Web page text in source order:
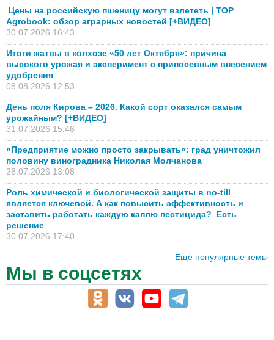
Цены на российскую пшеницу могут взлететь | TOP
Agrobook: обзор аграрных новостей [+ВИДЕО]
30.07.2026 16:43
Итоги жатвы в колхозе «50 лет Октября»: причина
высокого урожая и эксперимент с припосевным внесением
удобрения
06.08.2026 12:53
День поля Кирова – 2026. Какой сорт оказался самым
урожайным? [+ВИДЕО]
31.07.2026 15:46
«Предприятие можно просто закрывать»: град уничтожил
половину виноградника Николая Молчанова
28.07.2026 13:08
Роль химической и биологической защиты в no-till
является ключевой. А как повысить эффективность и
заставить работать каждую каплю пестицида? Есть
решение
30.07.2026 17:40
Ещё популярные темы
Мы в соцсетях